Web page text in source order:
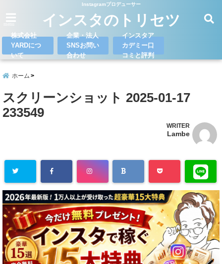
Instagramプロデューサー
インスタのトリセツ
株式会社
YARDにつ
いて
企業・法人
SNSお問い
合わせ
インスタア
カデミー口
コミと評判
ホーム
スクリーンショット 2025-01-17
233549
WRITER
Lambe